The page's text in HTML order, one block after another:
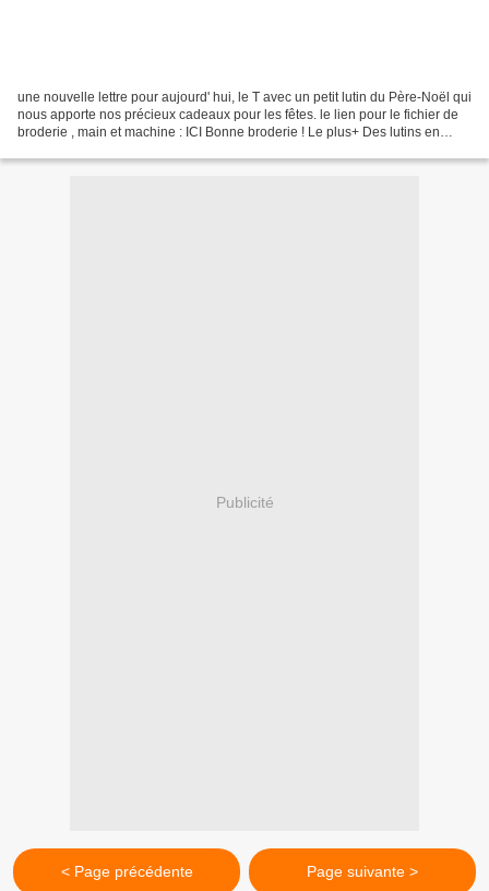
une nouvelle lettre pour aujourd' hui, le T avec un petit lutin du Père-Noël qui
nous apporte nos précieux cadeaux pour les fêtes. le lien pour le fichier de
broderie , main et machine : ICI Bonne broderie ! Le plus+ Des lutins en
Publicité
< Page précédente Page suivante >